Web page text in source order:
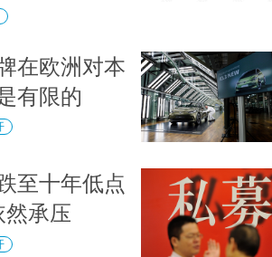
在欧洲对本
有限的
至十年低点
承压